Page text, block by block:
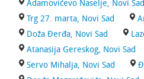
Adamovićevo Naselje, Novi Sad
Trg 27. marta, Novi Sad
Doža Đerđa, Novi Sad
Atanasija Gereskog, Novi Sad
Servo Mihalja, Novi Sad